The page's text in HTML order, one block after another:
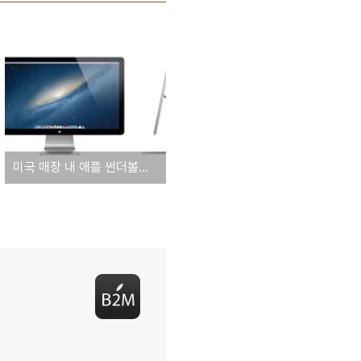
미국 매장 내 애플 썬더볼트 디스플레이 재고 감소. 차세대 맥 프로와 동시 출시 가능성